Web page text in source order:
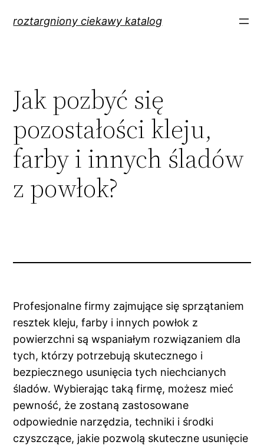
roztargniony ciekawy katalog
Jak pozbyć się
pozostałości kleju,
farby i innych śladów
z powłok?
Profesjonalne firmy zajmujące się sprzątaniem
resztek kleju, farby i innych powłok z
powierzchni są wspaniałym rozwiązaniem dla
tych, którzy potrzebują skutecznego i
bezpiecznego usunięcia tych niechcianych
śladów. Wybierając taką firmę, możesz mieć
pewność, że zostaną zastosowane
odpowiednie narzędzia, techniki i środki
czyszczące, jakie pozwolą skuteczne usunięcie